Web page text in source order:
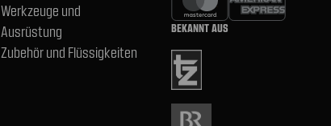
Werkzeuge und
Ausrüstung
Zubehör und Flüssigkeiten
BEKANNT AUS